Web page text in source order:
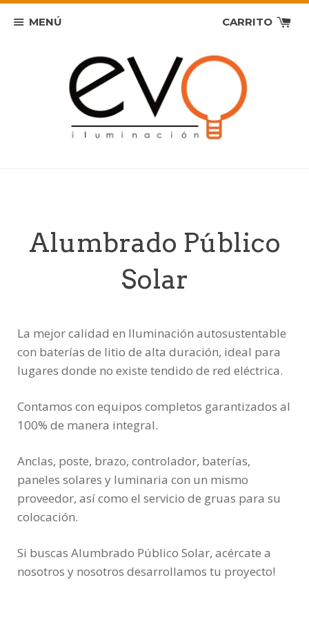
MENÚ CARRITO
Alumbrado Público
Solar
La mejor calidad en Iluminación autosustentable
con baterías de litio de alta duración, ideal para
lugares donde no existe tendido de red eléctrica.
Contamos con equipos completos garantizados al
100% de manera integral.
Anclas, poste, brazo, controlador, baterías,
paneles solares y luminaria con un mismo
proveedor, así como el servicio de gruas para su
colocación.
Si buscas Alumbrado Público Solar, acércate a
nosotros y nosotros desarrollamos tu proyecto!